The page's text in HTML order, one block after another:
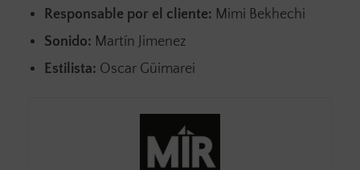
Responsable por el cliente: Mimi Bekhechi
Sonido: Martín Jimenez
Estilista: Oscar Güimarei